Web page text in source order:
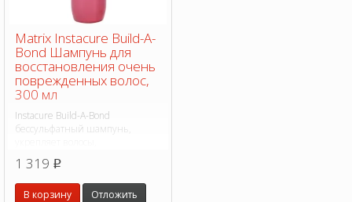
Matrix Instacure Build-A-
Bond Шампунь для
восстановления очень
поврежденных волос,
300 мл
Instacure Build-A-Bond
бессульфатный шампунь,
придает им эластичность, блеск
и упругость.
1 319 p
В корзину Отложить